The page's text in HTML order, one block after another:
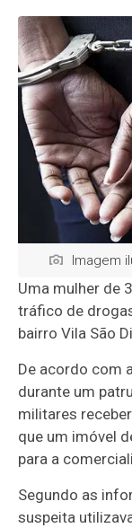
Imagem
Uma mulher de
tráfico de
bairro Vila São
De acordo com
durante um
militares
que um imóvel
para a
Segundo as
suspeita